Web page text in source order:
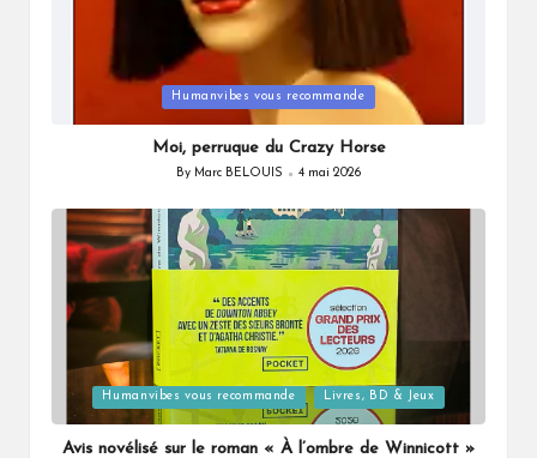
in
Humanvibes vous recommande
Moi, perruque du Crazy Horse
Posted
By Marc BELOUIS 4 mai 2026
Posted
in
Humanvibes vous recommande Livres, BD & Jeux
Avis novélisé sur le roman « À l’ombre de Winnicott »